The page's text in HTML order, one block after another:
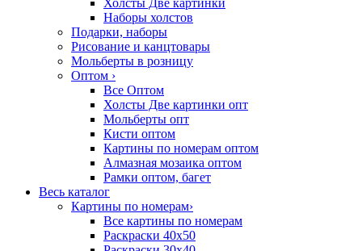
Холсты Две картинки
Наборы холстов
Подарки, наборы
Рисование и канцтовары
Мольберты в розницу
Оптом ›
Все Оптом
Холсты Две картинки опт
Мольберты опт
Кисти оптом
Картины по номерам оптом
Алмазная мозаика оптом
Рамки оптом, багет
Весь каталог
Картины по номерам›
Все картины по номерам
Раскраски 40х50